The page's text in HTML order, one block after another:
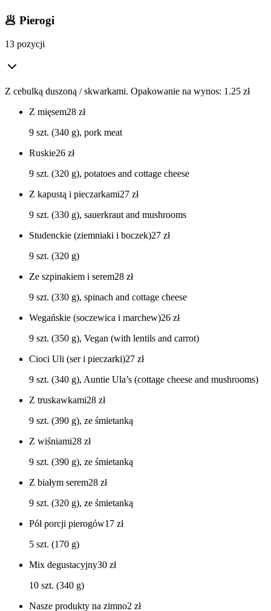
🥟 Pierogi
13 pozycji
Z cebulką duszoną / skwarkami. Opakowanie na wynos: 1.25 zł
Z mięsem28 zł
9 szt. (340 g), pork meat
Ruskie26 zł
9 szt. (320 g), potatoes and cottage cheese
Z kapustą i pieczarkami27 zł
9 szt. (330 g), sauerkraut and mushrooms
Studenckie (ziemniaki i boczek)27 zł
9 szt. (320 g)
Ze szpinakiem i serem28 zł
9 szt. (330 g), spinach and cottage cheese
Wegańskie (soczewica i marchew)26 zł
9 szt. (350 g), Vegan (with lentils and carrot)
Cioci Uli (ser i pieczarki)27 zł
9 szt. (340 g), Auntie Ula’s (cottage cheese and mushrooms)
Z truskawkami28 zł
9 szt. (390 g), ze śmietanką
Z wiśniami28 zł
9 szt. (390 g), ze śmietanką
Z białym serem28 zł
9 szt. (320 g), ze śmietanką
Pół porcji pierogów17 zł
5 szt. (170 g)
Mix degustacyjny30 zł
10 szt. (340 g)
Nasze produkty na zimno2 zł